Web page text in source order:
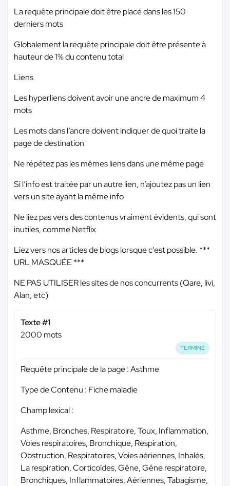
La requête principale doit être placé dans les 150
derniers mots
Globalement la requête principale doit être présente à
hauteur de 1% du contenu total
Liens
Les hyperliens doivent avoir une ancre de maximum 4
mots
Les mots dans l’ancre doivent indiquer de quoi traite la
page de destination
Ne répétez pas les mêmes liens dans une même page
Si l’info est traitée par un autre lien, n’ajoutez pas un lien
vers un site ayant la même info
Ne liez pas vers des contenus vraiment évidents, qui sont
inutiles, comme Netflix
Liez vers nos articles de blogs lorsque c’est possible. ***
URL MASQUÉE ***
NE PAS UTILISER les sites de nos concurrents (Qare, livi,
Alan, etc)
Texte #1
2000 mots
TERMINÉ
Requête principale de la page : Asthme
Type de Contenu : Fiche maladie
Champ lexical :
Asthme, Bronches, Respiratoire, Toux, Inflammation,
Voies respiratoires, Bronchique, Respiration,
Obstruction, Respiratoires, Voies aériennes, Inhalés,
La respiration, Corticoïdes, Gêne, Gêne respiratoire,
Bronchiques, Inflammatoires, Aériennes, Tabagisme,